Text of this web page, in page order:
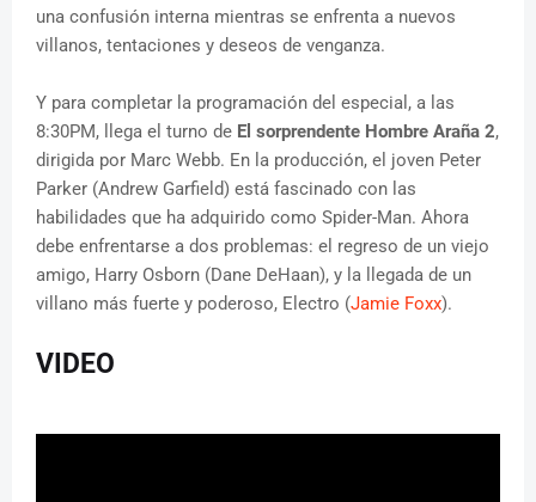
una confusión interna mientras se enfrenta a nuevos
villanos, tentaciones y deseos de venganza.
Y para completar la programación del especial, a las
8:30PM, llega el turno de El sorprendente Hombre Araña 2,
dirigida por Marc Webb. En la producción, el joven Peter
Parker (Andrew Garfield) está fascinado con las
habilidades que ha adquirido como Spider-Man. Ahora
debe enfrentarse a dos problemas: el regreso de un viejo
amigo, Harry Osborn (Dane DeHaan), y la llegada de un
villano más fuerte y poderoso, Electro (Jamie Foxx).
VIDEO